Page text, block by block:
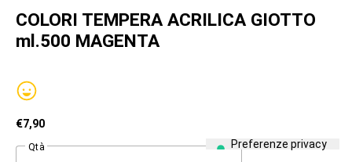
COLORI TEMPERA ACRILICA GIOTTO
ml.500 MAGENTA
€7,90
Qtà